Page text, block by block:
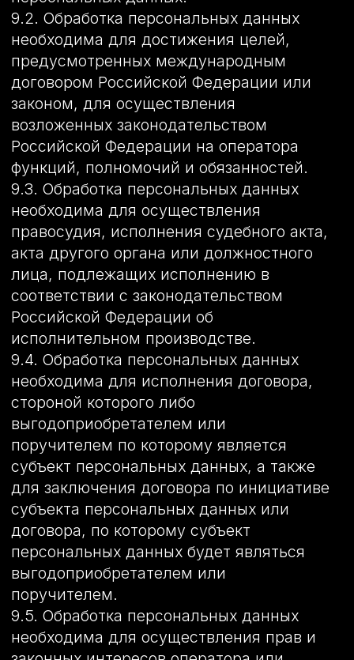
14.1. Пользователь может получить
любые разъяснения по интересующим
вопросам, касающимся обработки его
персональных данных, обратившись к
Оператору с помощью электронной
почты detailingmontana@yandex.ru.
14.2. В данном документе будут
отражены любые изменения политики
обработки персональных данных
Оператором. Политика действует
бессрочно до замены ее новой версией.
14.3. Актуальная версия Политики в
свободном доступе расположена в сети
Интернет по адресу http://оклейка-авто-
пленкой.com/privacy.
Контакты
Локация
Наши работы
Цены и услуги
Преимущества
О нас
©Монтана2026
Политика конфиденциальности